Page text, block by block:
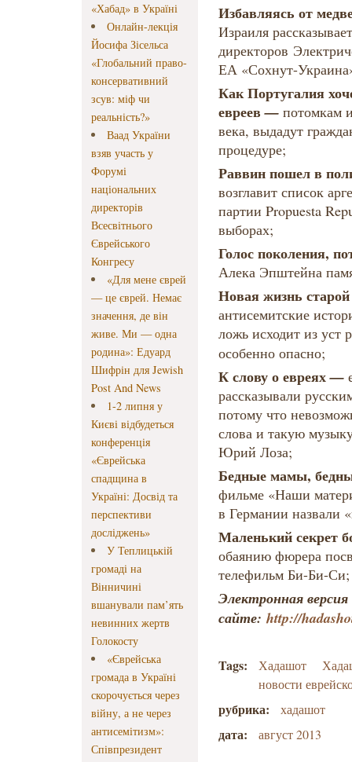
«Хабад» в Україні
Онлайн-лекція
Йосифа Зісельса
«Глобальний право-
консервативний
зсув: міф чи
реальність?»
Ваад України
взяв участь у
Форумі
національних
директорів
Всесвітнього
Єврейського
Конгресу
«Для мене єврей
— це єврей. Немає
значення, де він
живе. Ми — одна
родина»: Едуард
Шифрін для Jewish
Post And News
1-2 липня у
Києві відбудеться
конференція
«Єврейська
спадщина в
Україні: Досвід та
перспективи
досліджень»
У Теплицькій
громаді на
Вінничині
вшанували пам’ять
невинних жертв
Голокосту
«Єврейська
громада в Україні
скорочується через
війну, а не через
антисемітизм»:
Співпрезидент
Избавляясь от
Израиля
директоров
ЕА «Сохнут-
Как Португалия
евреев — потомкам
века, выдадут
процедуре;
Раввин пошел в
возглавит список
партии Propuesta
выборах;
Голос поколения,
Алека Эпштейна
Новая жизнь
антисемитские
ложь исходит из уст
особенно опасно;
К слову о евреях—
рассказывали
потому что
слова и такую
Юрий Лоза;
Бедные мамы,
фильме «Наши
в Германии назвали
Маленький секрет
обаянию фюрера
телефильм Би-Би-
Электронная
сайте: http://
Tags: Хадашот
новости
рубрика: хадашот
дата: август 2013